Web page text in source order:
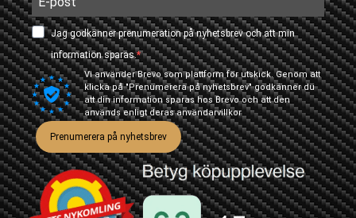
Jag godkänner prenumeration på nyhetsbrev och att min
information sparas.
Vi använder Brevo som plattform för utskick. Genom att
klicka på "Prenumerera på nyhetsbrev" godkänner du
att din information sparas hos Brevo och att den
används enligt derasanvändarvillkor
Prenumerera på nyhetsbrev